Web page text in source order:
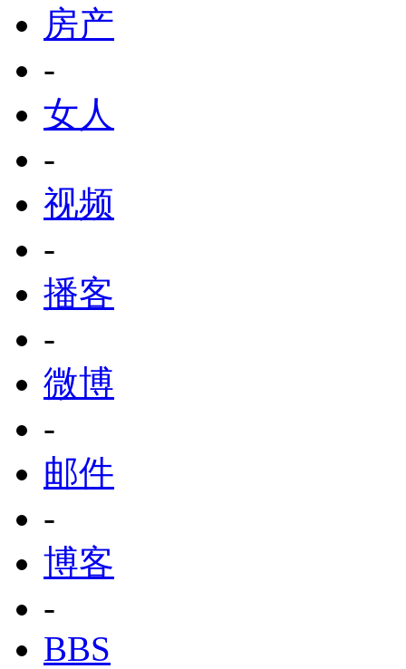
房产
-
女人
-
视频
-
播客
-
微博
-
邮件
-
博客
-
BBS